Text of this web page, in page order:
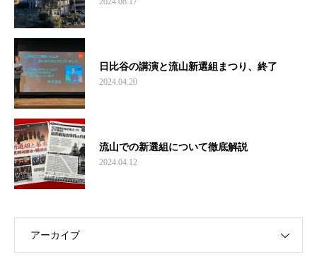
日比谷の講演と流山新選組まつり、終了
2024.04.20
流山での新選組について徹底解説
2024.04.12
アーカイブ